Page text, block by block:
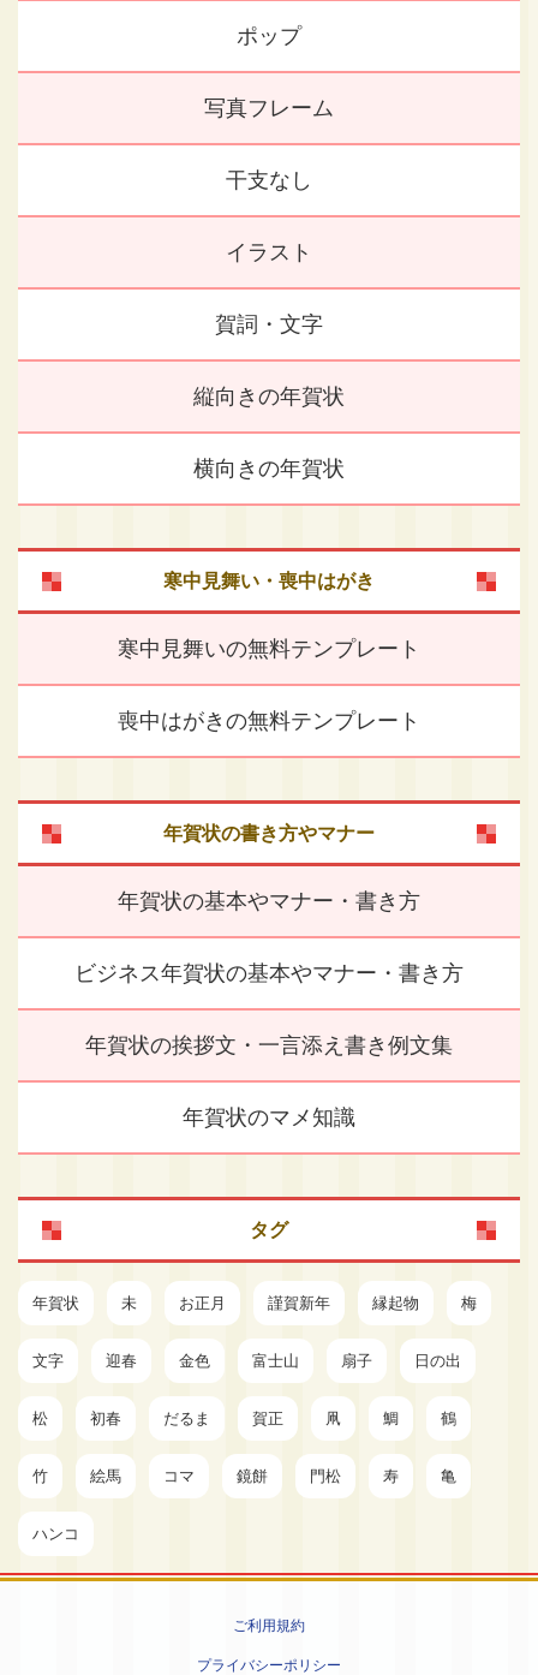
ポップ
写真フレーム
干支なし
イラスト
賀詞・文字
縦向きの年賀状
横向きの年賀状
寒中見舞い・喪中はがき
寒中見舞いの無料テンプレート
喪中はがきの無料テンプレート
年賀状の書き方やマナー
年賀状の基本やマナー・書き方
ビジネス年賀状の基本やマナー・書き方
年賀状の挨拶文・一言添え書き例文集
年賀状のマメ知識
タグ
年賀状 未 お正月 謹賀新年 縁起物 梅
文字 迎春 金色 富士山 扇子 日の出
松 初春 だるま 賀正 凧 鯛 鶴
竹 絵馬 コマ 鏡餅 門松 寿 亀
ハンコ
ご利用規約
プライバシーポリシー